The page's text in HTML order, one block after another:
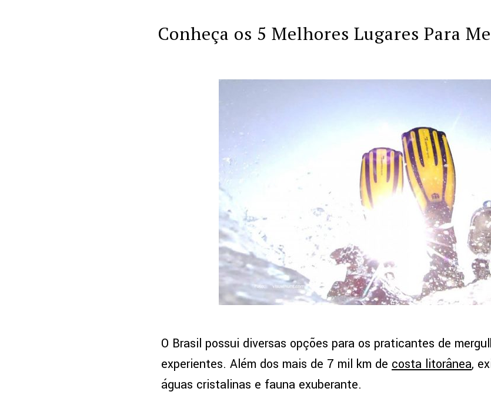
Conheça os 5 Melhores Lugares Para
O Brasil possui diversas opções para os praticantes de
experientes. Além dos mais de 7 mil km de costa litorânea,
águas cristalinas e fauna exuberante.